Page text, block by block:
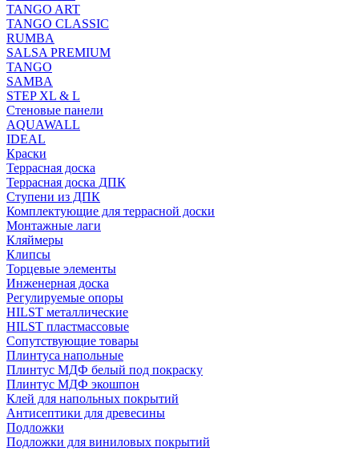
TANGO ART
TANGO CLASSIC
RUMBA
SALSA PREMIUM
TANGO
SAMBA
STEP XL & L
Стеновые панели
AQUAWALL
IDEAL
Краски
Террасная доска
Террасная доска ДПК
Ступени из ДПК
Комплектующие для террасной доски
Монтажные лаги
Кляймеры
Клипсы
Торцевые элементы
Инженерная доска
Регулируемые опоры
HILST металлические
HILST пластмассовые
Сопутствующие товары
Плинтуса напольные
Плинтус МДФ белый под покраску
Плинтус МДФ экошпон
Клей для напольных покрытий
Антисептики для древесины
Подложки
Подложки для виниловых покрытий